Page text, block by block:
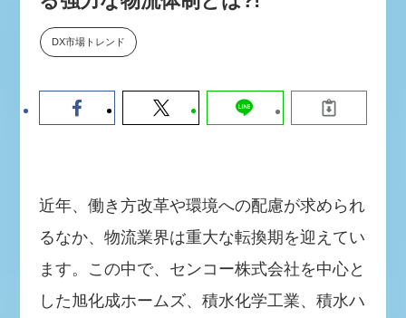
セミナー
【8/12開催】「イノベーションを
～
2026-06-10
DX市場トレンド
近年、働き方改革や環境への配慮が求められ
るなか、物流業界は重大な転換期を迎えてい
ます。この中で、センコー株式会社を中心と
した旭化成ホームズ、積水化学工業、積水ハ